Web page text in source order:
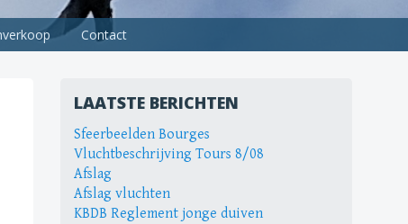
Contact
LAATSTE BERICHTEN
Sfeerbeelden Bourges
Vluchtbeschrijving Tours 8/08
Afslag
Afslag vluchten
KBDB Reglement jonge duiven